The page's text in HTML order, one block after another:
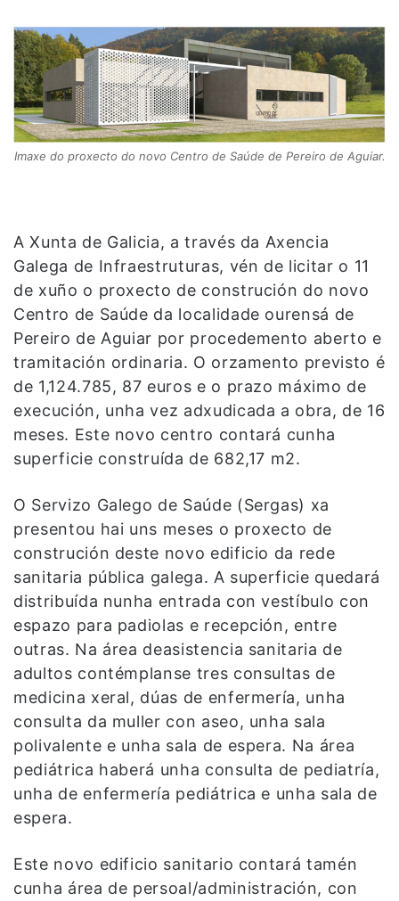
Imaxe do proxecto do novo Centro de Saúde de Pereiro de Aguiar.
A Xunta de Galicia, a través da Axencia
Galega de Infraestruturas, vén de licitar o 11
de xuño o proxecto de construción do novo
Centro de Saúde da localidade ourensá de
Pereiro de Aguiar por procedemento aberto e
tramitación ordinaria. O orzamento previsto é
de 1,124.785, 87 euros e o prazo máximo de
execución, unha vez adxudicada a obra, de 16
meses. Este novo centro contará cunha
superficie construída de 682,17 m2.
O Servizo Galego de Saúde (Sergas) xa
presentou hai uns meses o proxecto de
construción deste novo edificio da rede
sanitaria pública galega. A superficie quedará
distribuída nunha entrada con vestíbulo con
espazo para padiolas e recepción, entre
outras. Na área deasistencia sanitaria de
adultos contémplanse tres consultas de
medicina xeral, dúas de enfermería, unha
consulta da muller con aseo, unha sala
polivalente e unha sala de espera. Na área
pediátrica haberá unha consulta de pediatría,
unha de enfermería pediátrica e unha sala de
espera.
Este novo edificio sanitario contará tamén
cunha área de persoal/administración, con